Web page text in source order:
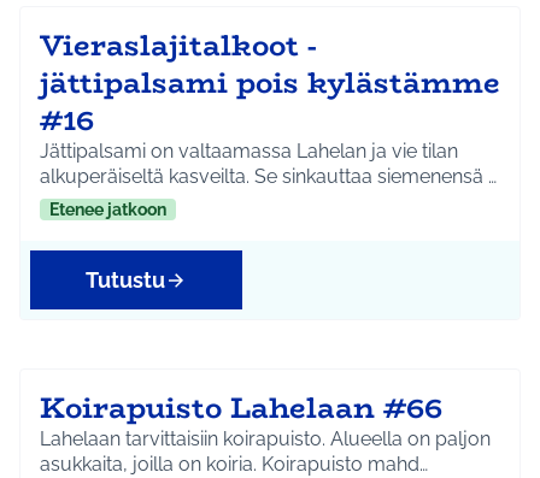
−
Vieraslajitalkoot -
jättipalsami pois kylästämme
#16
Jättipalsami on valtaamassa Lahelan ja vie tilan
alkuperäiseltä kasveilta. Se sinkauttaa siemenensä …
Etenee jatkoon
Tutustu
Koirapuisto Lahelaan #66
Lahelaan tarvittaisiin koirapuisto. Alueella on paljon
asukkaita, joilla on koiria. Koirapuisto mahd…